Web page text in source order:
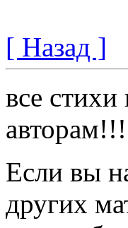
[ Назад ]
все
авторам!!!
Если вы
других